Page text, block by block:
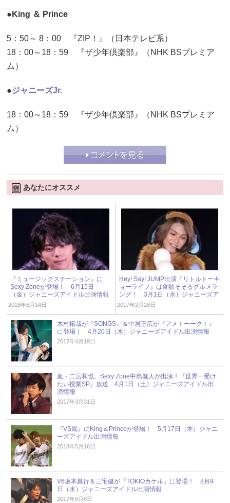
●King ＆ Prince
5：50～ 8：00 『ZIP！』（日本テレビ系）
18：00～18：59 『ザ少年倶楽部』（NHK BSプレミア
ム）
●ジャニーズJr.
18：00～18：59 『ザ少年倶楽部』（NHK BSプレミア
ム）
あなたにオススメ
『ミュージックステーション』に
Sexy Zoneが登場！ 6月15日
（金）ジャニーズアイドル出演情報
2018年6月14日
Hey! Say! JUMP出演『リトルトーキ
ョーライフ』は食欲そそるグルメラ
ング！ 3月1日（水）ジャニーズア
イドル出演情報
2017年2月28日
木村拓哉が『SONGS』＆中居正広が『アメトーーク！』
に登場！ 4月20日（木）ジャニーズアイドル出演情報
2017年4月19日
嵐・二宮和也、Sexy Zone中島健人が出演！『世界一受け
たい授業SP』放送 4月1日（土）ジャニーズアイドル出
演情報
2017年3月31日
『VS嵐』にKing＆Princeが登場！ 5月17日（木）ジャニ
ーズアイドル出演情報
2018年5月16日
V6坂本昌行＆三宅健が『TOKIOカケル』に登場！ 8月9
日（水）ジャニーズアイドル出演情報
2017年8月8日